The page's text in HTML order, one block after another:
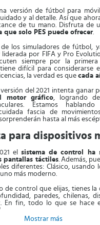
versión de fútbol para
y al detalle. Así que
de tu mano. Disfruta de
solo PES puede ofrecer.
los simuladores de fútbol,
por FIFA y Pro
siempre por la
difícil para considerarse
la verdad es que cada
del 2021 intenta ganar
motor gráfico, logrando
Estamos
fascia de
hasta al más
para dispositivos
el sistema de control ha
pantallas táctiles. Además,
diferentes: Clásico, usando
más moderno.
de control que elijas, tienes
paredes, chilenas,
En fin, todo lo que se hace
Mostrar más